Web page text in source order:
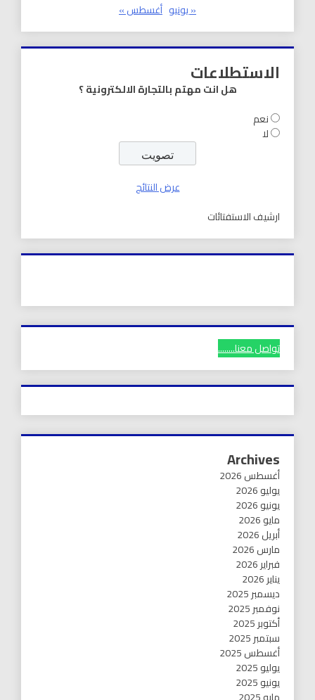
« يونيو أغسطس »
الاستطلاعات
هل انت مهتم بالتجارة الالكترونية ؟
نعم
لا
عرض النتائج
ارشيف الاستفتائات
تواصل معنا........
Archives
أغسطس 2026
يوليو 2026
يونيو 2026
مايو 2026
أبريل 2026
مارس 2026
فبراير 2026
يناير 2026
ديسمبر 2025
نوفمبر 2025
أكتوبر 2025
سبتمبر 2025
أغسطس 2025
يوليو 2025
يونيو 2025